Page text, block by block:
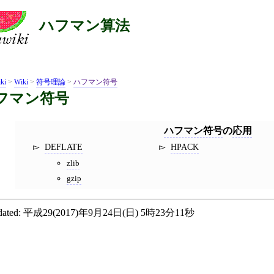
ハフマン算法
> Wiki > 符号理論 > ハフマン符号
マン符号
ハフマン符号の応用
DEFLATE
zlib
gzip
HPACK
平成29(2017)年9月24日(日) 5時23分11秒